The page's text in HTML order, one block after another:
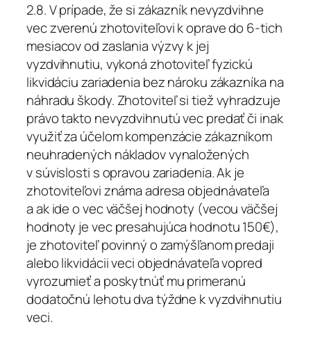
2.8. V prípade, že si zákazník nevyzdvihne
vec zverenú zhotoviteľovi k oprave do 6-tich
mesiacov od zaslania výzvy k jej
vyzdvihnutiu, vykoná zhotoviteľ fyzickú
likvidáciu zariadenia bez nároku zákazníka na
náhradu škody. Zhotoviteľ si tiež vyhradzuje
právo takto nevyzdvihnutú vec predať či inak
využiť za účelom kompenzácie zákazníkom
neuhradených nákladov vynaložených
v súvislosti s opravou zariadenia. Ak je
zhotoviteľovi známa adresa objednávateľa
a ak ide o vec väčšej hodnoty (vecou väčšej
hodnoty je vec presahujúca hodnotu 150€),
je zhotoviteľ povinný o zamýšľanom predaji
alebo likvidácii veci objednávateľa vopred
vyrozumieť a poskytnúť mu primeranú
dodatočnú lehotu dva týždne k vyzdvihnutiu
veci.